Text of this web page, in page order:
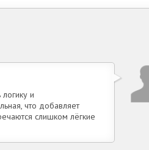
и
что добавляет
слишком лёгкие